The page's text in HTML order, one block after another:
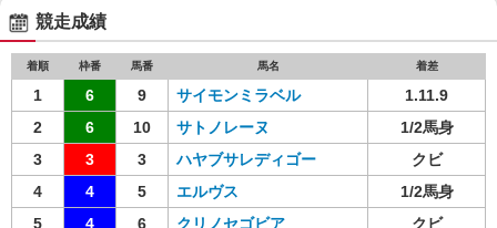
競走成績
着順 枠番 馬番 馬名 着差
1 6 9 サイモンミラベル
1.11.9
2
6 10 サトノレーヌ
1/2馬身
3
3 3 ハヤブサレディゴー
クビ
4
4 5 エルヴス
1/2馬身
5
4 6 クリノセゴビア
クビ